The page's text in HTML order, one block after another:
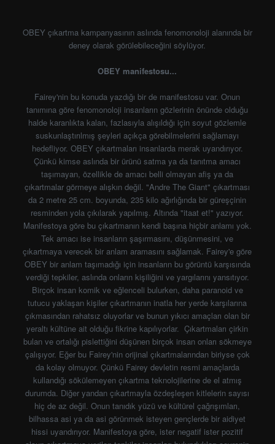
OBEY çıkartma kampanyasının aslında fenomonoloji alanında bir
deney olarak görülebileceğini söylüyor.
OBEY manifestosu...
Fairey'nin bu konuda yazdığı bir de manifestosu var. Onun
tanımına göre fenomonoloji insanların gözlerinin önünde olduğu
halde karanlıkta kalan, fazlasıyla alışıldığı için soyut gözlemle
suskunlaştırılmış şeyleri açıkça görebilmelerini sağlamayı
hedefliyor. OBEY çıkartmaları insanlarda merak uyandırıyor.
Çünkü kimse aslında bir ürünü satma ya da tanıtma amacı
taşımayan, özellikle de amacı belli olmayan afiş ya da
çıkartmalar görmeye alışkın değil. "Andre The Giant" çıkartması
da 2 metre 25 cm. boyunda, 235 kilo ağırlığında bir güreşçinin
resminden yola çıkılarak yapılmış. Altında "itaat et!" yazıyor.
Manifestoya göre bu çıkartmanın kendi başına hiçbir anlamı yok.
Tek amacı ise insanların şaşırmasını, düşünmesini, ve
çıkartmaya verecek bir anlam aramasını sağlamak. Fairey'e göre
OBEY bir anlam taşımadığı için insanların bu görüntü karşısında
verdiği tepkiler, aslında onların kişiliğini ve yargılarını yansıtıyor.
Birçok insan komik ve eğlenceli bulurken, daha paranoid ve
tutucu yaklaşan kişiler çıkartmanın inatla her yerde karşılarına
çıkmasından rahatsız oluyorlar ve bunun yıkıcı amaçları olan bir
yeraltı kültüne ait olduğu fikrine kapılıyorlar. Çıkartmaları çirkin
bulan ve ortalığı pislettiğini düşünen birçok insan onları sökmeye
çalışıyor. Eğer bu Fairey'nin orijinal çıkartmalarından biriyse çok
da kolay olmuyor. Çünkü Fairey devletin resmi amaçlarda
kullandığı sökülemeyen çıkartma teknolojilerine de el atmış
durumda. Diğer yandan çıkartmayla özdeşleşen kitlelerin sayısı
hiç de az değil. Onun tanıdık yüzü ve kültürel çağrışımları,
bilhassa asi ya da asi görünmek isteyen gençlerde bir aidiyet
hissi uyandırıyor. Manifestoya göre, ister negatif ister pozitif